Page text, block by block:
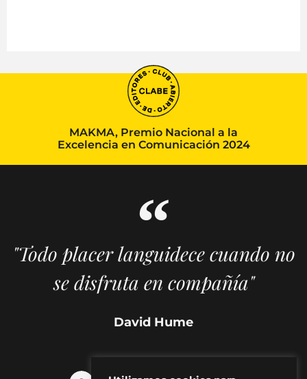
MAKMA, Premio Nacional a la
Excelencia en Comunicación 2024
"Todo placer languidece cuando no
se disfruta en compañía"
David Hume